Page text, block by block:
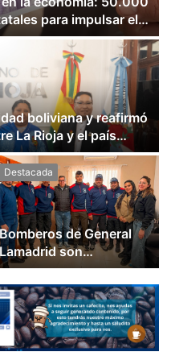
para impulsar el
boliviana y reafirmó
La Rioja y el país
Destacada
Bomberos de General
Lamadrid son
reconocidos por su
labor en Guanchín